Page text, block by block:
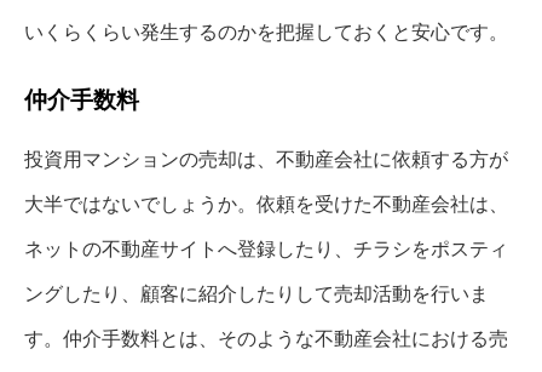
いくらくらい発生するのかを把握しておくと安心です。
仲介手数料
投資用マンションの売却は、不動産会社に依頼する方が
大半ではないでしょうか。依頼を受けた不動産会社は、
ネットの不動産サイトへ登録したり、チラシをポスティ
ングしたり、顧客に紹介したりして売却活動を行いま
す。仲介手数料とは、そのような不動産会社における売